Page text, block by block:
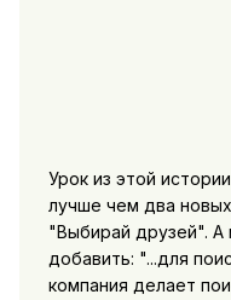
Урок из этой
лучше чем два
"Выбирай друзей".
добавить: "...для
компания делает